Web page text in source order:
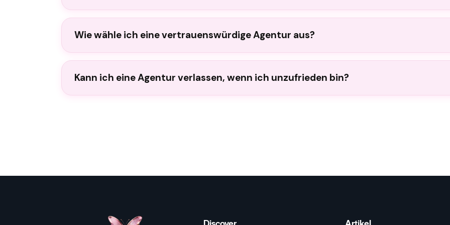
Wie wähle ich eine vertrauenswürdige Agentur aus?
Kann ich eine Agentur verlassen, wenn ich unzufrieden bin?
Discover Artikel